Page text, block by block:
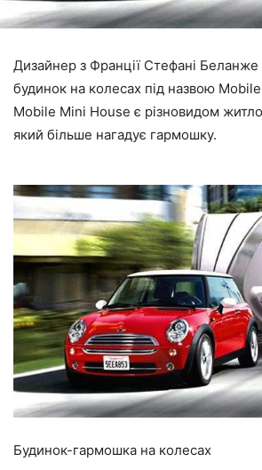
Дизайнер з Франції Стефані Беланже
будинок на колесах під назвою
Mobile Mini House є різновидом
який більше нагадує гармошку.
Будинок-гармошка на колесах